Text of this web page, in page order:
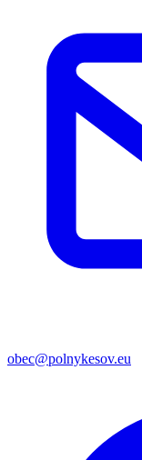
obec@polnykesov.eu